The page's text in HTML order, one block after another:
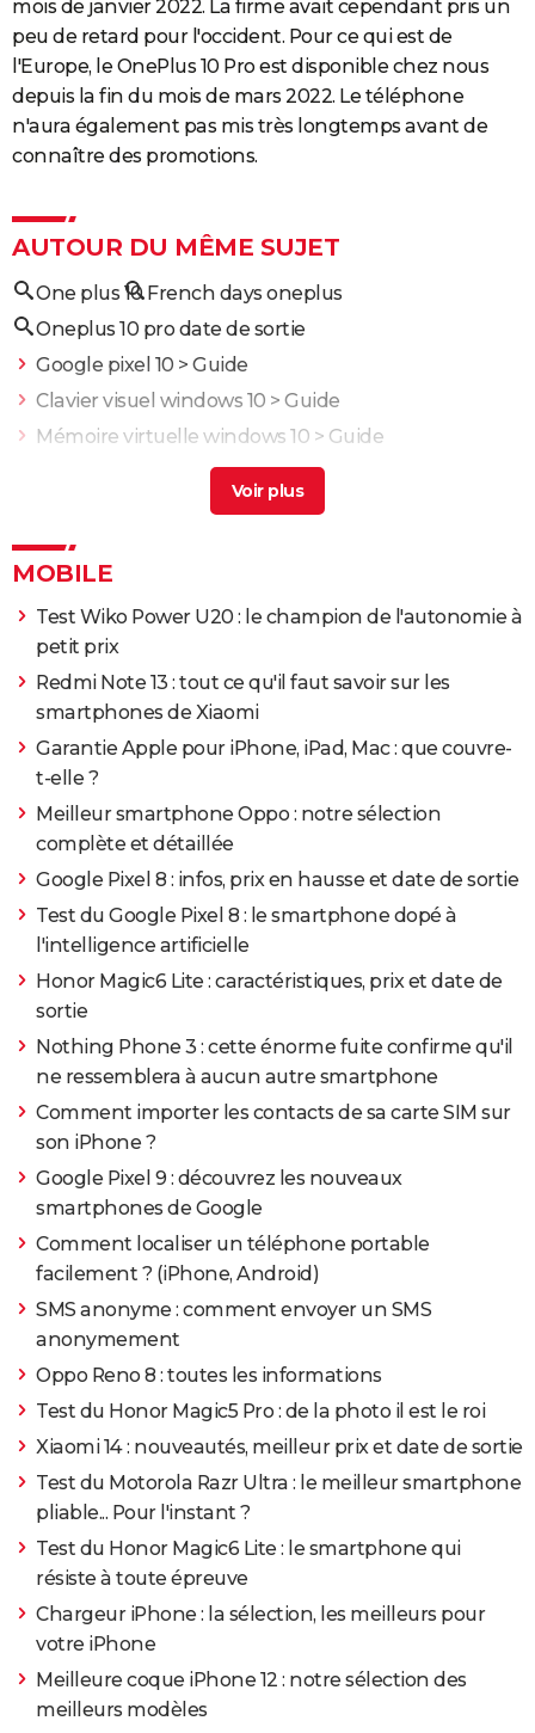
mois de janvier 2022. La firme avait cependant pris un
peu de retard pour l'occident. Pour ce qui est de
l'Europe, le OnePlus 10 Pro est disponible chez nous
depuis la fin du mois de mars 2022. Le téléphone
n'aura également pas mis très longtemps avant de
connaître des promotions.
AUTOUR DU MÊME SUJET
One plus 10 French days oneplus
Oneplus 10 pro date de sortie
Google pixel 10 > Guide
Clavier visuel windows 10 > Guide
Mémoire virtuelle windows 10 > Guide
> Guide
Changer fond d'écran windows 10
MOBILE
Test Wiko Power U20 : le champion de l'autonomie à
petit prix
Redmi Note 13 : tout ce qu'il faut savoir sur les
smartphones de Xiaomi
Garantie Apple pour iPhone, iPad, Mac : que couvre-
t-elle ?
Meilleur smartphone Oppo : notre sélection
complète et détaillée
Google Pixel 8 : infos, prix en hausse et date de sortie
Test du Google Pixel 8 : le smartphone dopé à
l'intelligence artificielle
Honor Magic6 Lite : caractéristiques, prix et date de
sortie
Nothing Phone 3 : cette énorme fuite confirme qu'il
ne ressemblera à aucun autre smartphone
Comment importer les contacts de sa carte SIM sur
son iPhone ?
Google Pixel 9 : découvrez les nouveaux
smartphones de Google
Comment localiser un téléphone portable
facilement ? (iPhone, Android)
SMS anonyme : comment envoyer un SMS
anonymement
Oppo Reno 8 : toutes les informations
Test du Honor Magic5 Pro : de la photo il est le roi
Xiaomi 14 : nouveautés, meilleur prix et date de sortie
Test du Motorola Razr Ultra : le meilleur smartphone
pliable... Pour l'instant ?
Test du Honor Magic6 Lite : le smartphone qui
résiste à toute épreuve
Chargeur iPhone : la sélection, les meilleurs pour
votre iPhone
Meilleure coque iPhone 12 : notre sélection des
meilleurs modèles